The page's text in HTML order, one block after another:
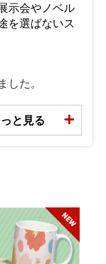
示会やノベル
を選ばないス
た。
と見る